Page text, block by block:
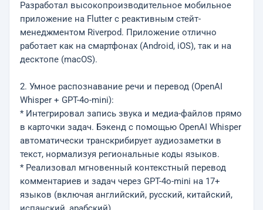
Разработал высокопроизводительное мобильное
приложение на Flutter с реактивным стейт-
менеджментом Riverpod. Приложение отлично
работает как на смартфонах (Android, iOS), так и на
десктопе (macOS).
2. Умное распознавание речи и перевод (OpenAI
Whisper + GPT-4o-mini):
* Интегрировал запись звука и медиа-файлов прямо
в карточки задач. Бэкенд с помощью OpenAI Whisper
автоматически транскрибирует аудиозаметки в
текст, нормализуя региональные коды языков.
* Реализовал мгновенный контекстный перевод
комментариев и задач через GPT-4o-mini на 17+
языков (включая английский, русский, китайский,